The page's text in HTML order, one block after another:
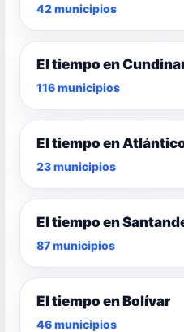
42 municipios
El tiempo en
116 municipios
El tiempo en
23 municipios
El tiempo en
87 municipios
El tiempo en Bolívar
46 municipios